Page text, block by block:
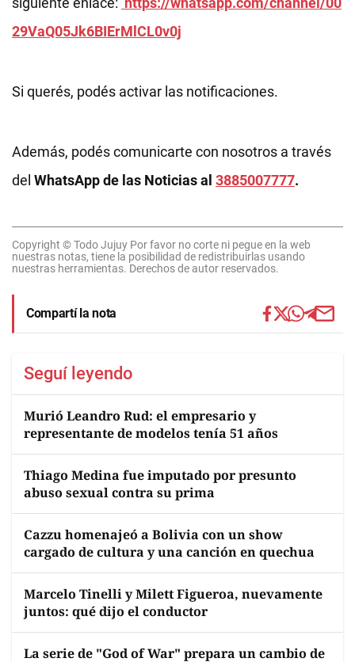
29VaQ05Jk6BIErMlCL0v0j
Si querés, podés activar las notificaciones.
Además, podés comunicarte con nosotros a través
del WhatsApp de las Noticias al 3885007777.
Copyright © Todo Jujuy Por favor no corte ni pegue en la web
nuestras notas, tiene la posibilidad de redistribuirlas usando
nuestras herramientas. Derechos de autor reservados.
Compartí la nota
Seguí leyendo
Murió Leandro Rud: el empresario y
representante de modelos tenía 51 años
Thiago Medina fue imputado por presunto
abuso sexual contra su prima
Cazzu homenajeó a Bolivia con un show
cargado de cultura y una canción en quechua
Marcelo Tinelli y Milett Figueroa, nuevamente
juntos: qué dijo el conductor
La serie de "God of War" prepara un cambio de